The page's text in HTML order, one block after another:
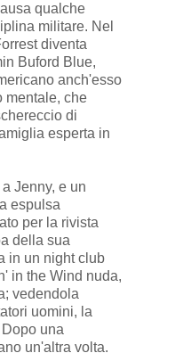
qualche
militare. Nel
diventa
Buford Blue,
anch'esso
mentale, che
di
esperta in
Jenny, e un
espulsa
per la rivista
della sua
in un night club
in the Wind nuda,
vedendola
uomini, la
una
un'altra volta.